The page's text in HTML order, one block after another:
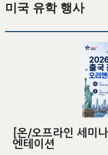
미국 유학 행사
[온/오프라인 세미
엔테이션